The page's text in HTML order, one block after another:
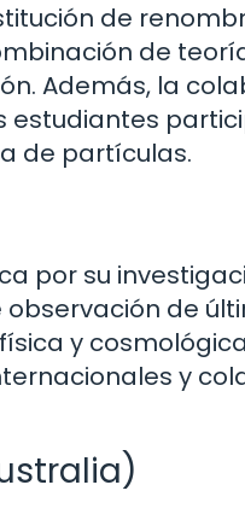
de
de
Además, la
de partículas.
por su
de
y
y